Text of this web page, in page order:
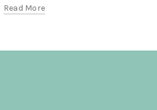
Read More